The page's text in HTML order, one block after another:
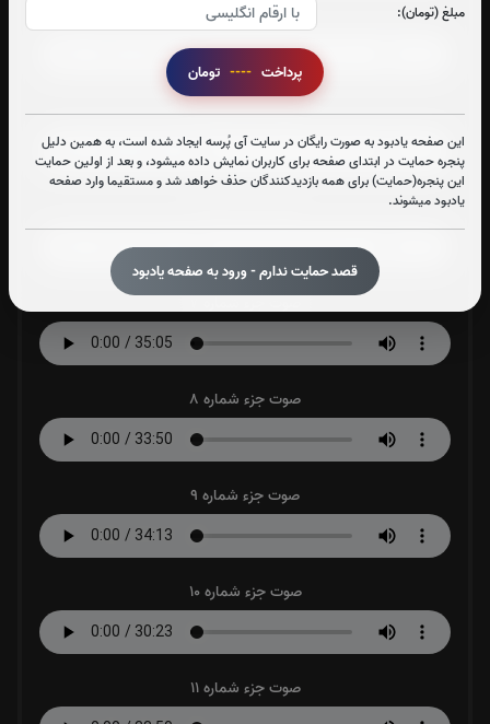
مبلغ (تومان):
پرداخت ----
این صفحه یادبود به صورت رایگان در سایت آی پُرسه ایجاد شده است، به همین دلیل
پنجره حمایت در ابتدای صفحه برای کاربران نمایش داده میشود، و بعد از اولین حمایت
این پنجره(حمایت) برای همه بازدیدکنندگان حذف خواهد شد و مستقیما وارد صفحه
یادبود میشوند.
قصد حمایت ندارم - ورود به صفحه یادبود
صوت جزء شماره 4
صوت جزء شماره 5
صوت جزء شماره 7
صوت جزء شماره 8
صوت جزء شماره 9
صوت جزء شماره 10
صوت جزء شماره 11